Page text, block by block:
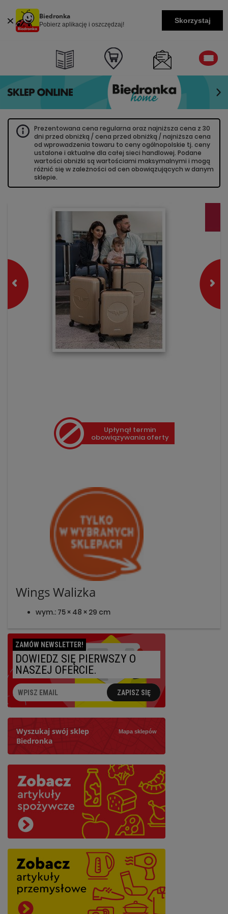
Biedronka
Pobierz aplikację i oszczędzaj! Skorzystaj
Prezentowana cena regularna oraz najniższa cena z 30
dni przed obniżką / cena przed obniżką / najniższa cena
od wprowadzenia towaru to ceny ogólnopolskie tj. ceny
ustalone i aktualne dla całej sieci handlowej. Podane
wartości obniżki są wartościami maksymalnymi i mogą
różnić się w zależności od cen obowiązujących w danym
sklepie.
Upłynął termin
obowiązywania oferty
Wings Walizka
wym.: 75 × 48 × 29 cm
ZAMÓW NEWSLETTER!
DOWIEDZ SIĘ PIERWSZY O
NASZEJ OFERCIE.
ZAPISZ SIĘ
Wyszukaj swój sklep
Biedronka
Mapa sklepów
Szukaj
Najbliższy: